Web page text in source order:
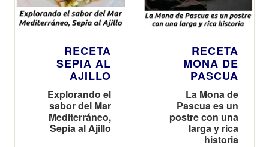
RECETA
SEPIA AL
AJILLO
Explorando el
sabor del Mar
Mediterráneo,
Sepia al Ajillo
RECETA
MONA DE
PASCUA
La Mona de
Pascua es un
postre con una
larga y rica
historia